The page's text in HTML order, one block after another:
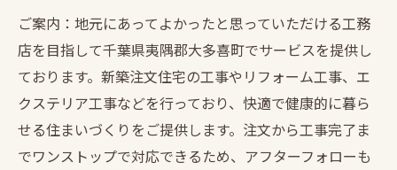
ご案内：地元にあってよかったと思っていただける工務
店を目指して千葉県夷隅郡大多喜町でサービスを提供し
ております。新築注文住宅の工事やリフォーム工事、エ
クステリア工事などを行っており、快適で健康的に暮ら
せる住まいづくりをご提供します。注文から工事完了ま
でワンストップで対応できるため、アフターフォローも